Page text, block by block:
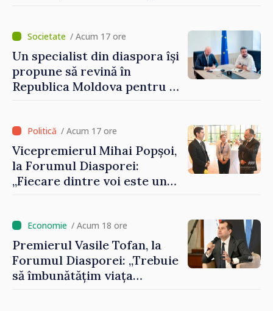
/ Acum 17 ore
Un specialist din diaspora își
propune să revină în
Republica Moldova pentru a
/ Acum 17 ore
Vicepremierul Mihai Popșoi,
la Forumul Diasporei:
„Fiecare dintre voi este un
imaginii Republicii Moldova”
/ Acum 18 ore
Premierul Vasile Tofan, la
Forumul Diasporei: „Trebuie
să îmbunătățim viața